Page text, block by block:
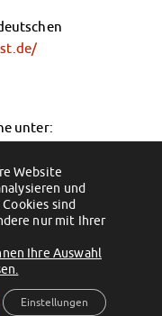
unter:
für mehr Präsenz im Studium
- Anstalt des öffentlichen
Youtube
Website
und
sind
nur mit Ihrer
Ihre Auswahl
Einstellungen